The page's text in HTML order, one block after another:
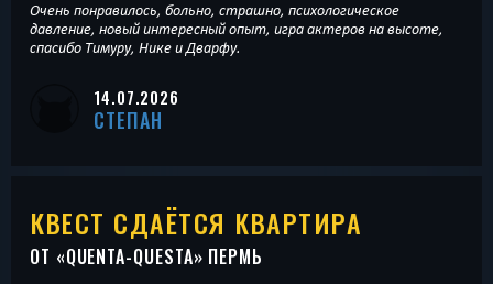
Очень понравилось, больно, страшно, психологическое
давление, новый интересный опыт, игра актеров на высоте,
спасибо Тимуру, Нике и Дварфу.
14.07.2026
СТЕПАН
КВЕСТ СДАЁТСЯ КВАРТИРА
ОТ «QUENTA-QUESTA» ПЕРМЬ